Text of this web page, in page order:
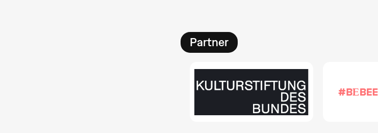
Partner